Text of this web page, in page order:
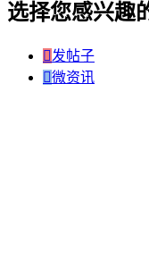
选择您感兴趣
发帖子
微资讯